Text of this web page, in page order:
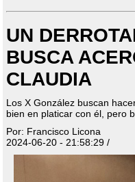
UN
BUSCA
CLAUDIA
Los X González buscan
bien en platicar con él, pero
Por: Francisco Licona
2024-06-20 - 21:58:29 /